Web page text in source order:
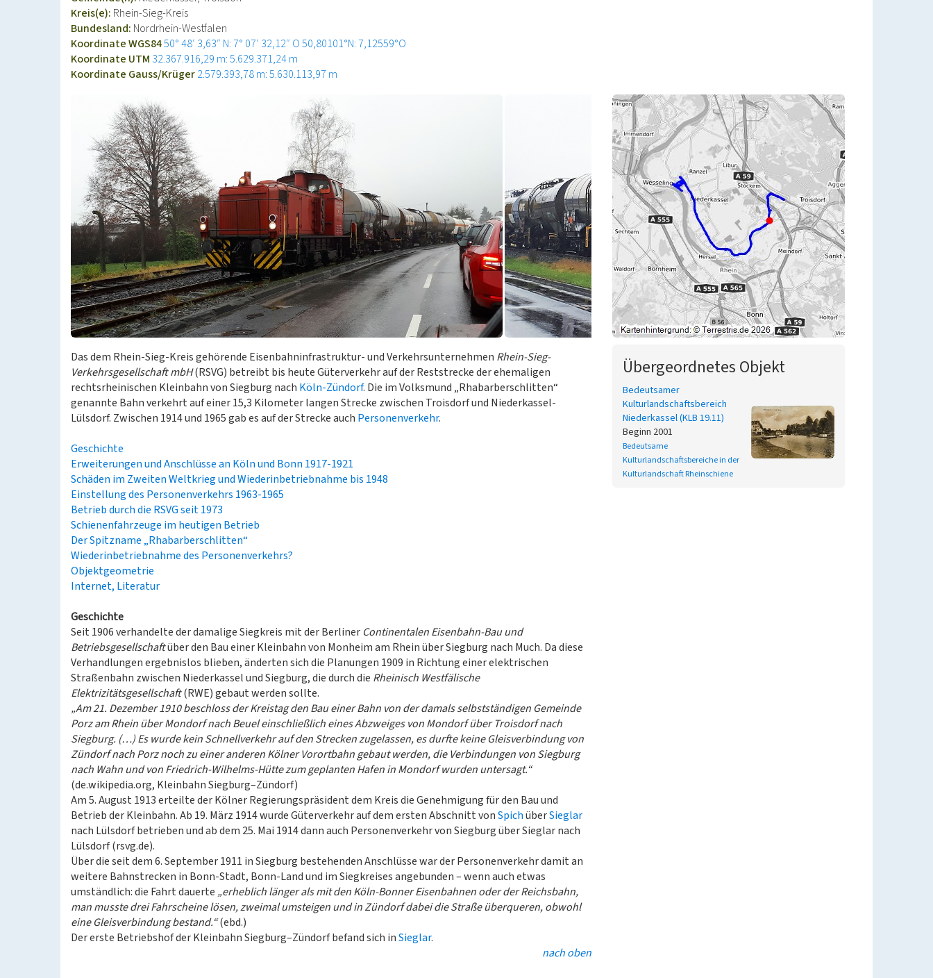
Kreis(e): Rhein-Sieg-Kreis
Bundesland: Nordrhein-Westfalen
Koordinate WGS8450° 48′ 3,63″ N: 7° 07′ 32,12″ O50,80101°N: 7,12559°O
Koordinate UTM 32.367.916,29 m: 5.629.371,24 m
Koordinate Gauss/Krüger2.579.393,78 m: 5.630.113,97 m
Das dem Rhein-Sieg-Kreis gehörende Eisenbahninfrastruktur- und Verkehrsunternehmen Rhein-Sieg-
Verkehrsgesellschaft mbH(RSVG) betreibt bis heute Güterverkehr auf der Reststrecke der ehemaligen
rechtsrheinischen Kleinbahn von Siegburg nach Köln-Zündorf. Die im Volksmund „Rhabarberschlitten“
genannte Bahn verkehrt auf einer 15,3 Kilometer langen Strecke zwischen Troisdorf und Niederkassel-
Lülsdorf. Zwischen 1914 und 1965 gab es auf der Strecke auch Personenverkehr.
Geschichte
Erweiterungen und Anschlüsse an Köln und Bonn 1917-1921
Schäden im Zweiten Weltkrieg und Wiederinbetriebnahme bis 1948
Einstellung des Personenverkehrs 1963-1965
Betrieb durch die RSVG seit 1973
Schienenfahrzeuge im heutigen Betrieb
Der Spitzname „Rhabarberschlitten“
Wiederinbetriebnahme des Personenverkehrs?
Objektgeometrie
Internet, Literatur
Geschichte
Seit 1906 verhandelte der damalige Siegkreis mit der Berliner Continentalen Eisenbahn-Bau und
Betriebsgesellschaftüber den Bau einer Kleinbahn von Monheim am Rhein über Siegburg nach Much. Da diese
Verhandlungen ergebnislos blieben, änderten sich die Planungen 1909 in Richtung einer elektrischen
Straßenbahn zwischen Niederkassel und Siegburg, die durch die Rheinisch Westfälische
Elektrizitätsgesellschaft(RWE) gebaut werden sollte.
„Am 21. Dezember 1910 beschloss der Kreistag den Bau einer Bahn von der damals selbstständigen Gemeinde
Porz am Rhein über Mondorf nach Beuel einschließlich eines Abzweiges von Mondorf über Troisdorf nach
Siegburg. (…) Es wurde kein Schnellverkehr auf den Strecken zugelassen, es durfte keine Gleisverbindung von
Zündorf nach Porz noch zu einer anderen Kölner Vorortbahn gebaut werden, die Verbindungen von Siegburg
nach Wahn und von Friedrich-Wilhelms-Hütte zum geplanten Hafen in Mondorf wurden untersagt.“
(de.wikipedia.org, Kleinbahn Siegburg–Zündorf)
Am 5. August 1913 erteilte der Kölner Regierungspräsident dem Kreis die Genehmigung für den Bau und
Betrieb der Kleinbahn. Ab 19. März 1914 wurde Güterverkehr auf dem ersten Abschnitt vonSpichüberSieglar
nach Lülsdorf betrieben und ab dem 25. Mai 1914 dann auch Personenverkehr von Siegburg über Sieglar nach
Lülsdorf (rsvg.de).
Über die seit dem 6. September 1911 in Siegburg bestehenden Anschlüsse war der Personenverkehr damit an
weitere Bahnstrecken in Bonn-Stadt, Bonn-Land und im Siegkreises angebunden – wenn auch etwas
umständlich: die Fahrt dauerte „erheblich länger als mit den Köln-Bonner Eisenbahnen oder der Reichsbahn,
man musste drei Fahrscheine lösen, zweimal umsteigen und in Zündorf dabei die Straße überqueren, obwohl
eine Gleisverbindung bestand.“(ebd.)
Der erste Betriebshof der Kleinbahn Siegburg–Zündorf befand sich inSieglar.
nach oben
Übergeordnetes Objekt
Bedeutsamer
Kulturlandschaftsbereich
Niederkassel (KLB 19.11)
Beginn 2001
Bedeutsame
Kulturlandschaftsbereiche in der
Kulturlandschaft Rheinschiene